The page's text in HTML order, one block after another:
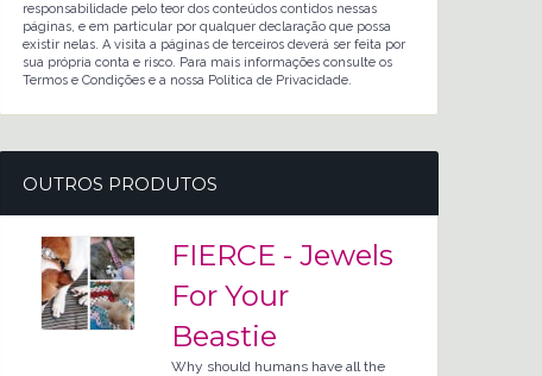
responsabilidade pelo teor dos conteúdos contidos nessas
páginas, e em particular por qualquer declaração que possa
existir nelas. A visita a páginas de terceiros deverá ser feita por
sua própria conta e risco. Para mais informações consulte os
Termos e Condições e a nossa Política de Privacidade.
OUTROS PRODUTOS
FIERCE - Jewels
For Your
Beastie
Why should humans have all the